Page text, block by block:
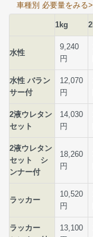
車種別 必要量をみる